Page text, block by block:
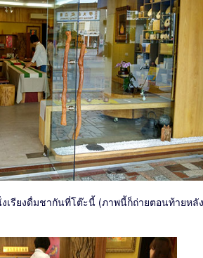
เรียงดื่มชากันที่โต๊ะนี้ (ภาพนี้ก็ถ่ายตอนท้ายหลัง